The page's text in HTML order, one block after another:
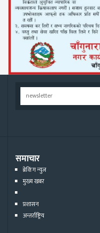
समाचार
ब्रेकिंग न्युज
मुख्य खबर
प्रशासन
अन्तर्राष्ट्रिय